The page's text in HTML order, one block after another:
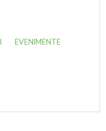
EVENIMENTE